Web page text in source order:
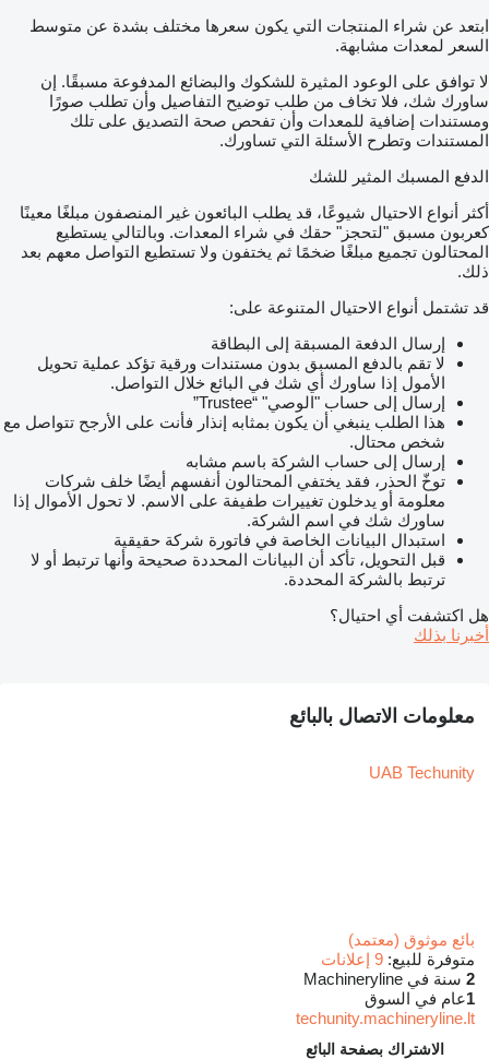
ابتعد عن شراء المنتجات التي يكون سعرها مختلف بشدة عن متوسط
السعر لمعدات مشابهة.
لا توافق على الوعود المثيرة للشكوك والبضائع المدفوعة مسبقًا. إن
ساورك شك، فلا تخاف من طلب توضيح التفاصيل وأن تطلب صورًا
ومستندات إضافية للمعدات وأن تفحص صحة التصديق على تلك
المستندات وتطرح الأسئلة التي تساورك.
الدفع المسبك المثير للشك
أكثر أنواع الاحتيال شيوعًا، قد يطلب البائعون غير المنصفون مبلغًا معينًا
كعربون مسبق "لتحجز" حقك في شراء المعدات. وبالتالي يستطيع
المحتالون تجميع مبلغًا ضخمًا ثم يختفون ولا تستطيع التواصل معهم بعد
ذلك.
قد تشتمل أنواع الاحتيال المتنوعة على:
إرسال الدفعة المسبقة إلى البطاقة
لا تقم بالدفع المسبق بدون مستندات ورقية تؤكد عملية تحويل
الأمول إذا ساورك أي شك في البائع خلال التواصل.
إرسال إلى حساب "الوصي" “Trustee”
هذا الطلب ينبغي أن يكون بمثابه إنذار فأنت على الأرجح تتواصل مع
شخص محتال.
إرسال إلى حساب الشركة باسم مشابه
توخّ الحذر، فقد يختفي المحتالون أنفسهم أيضًا خلف شركات
معلومة أو يدخلون تغييرات طفيفة على الاسم. لا تحول الأموال إذا
ساورك شك في اسم الشركة.
استبدال البيانات الخاصة في فاتورة شركة حقيقية
قبل التحويل، تأكد أن البيانات المحددة صحيحة وأنها ترتبط أو لا
ترتبط بالشركة المحددة.
هل اكتشفت أي احتيال؟
أخبرنا بذلك
معلومات الاتصال بالبائع
UAB Techunity
بائع موثوق (معتمد)
متوفرة للبيع: 9 إعلانات
2 سنة في Machineryline
1عام في السوق
techunity.machineryline.lt
الاشتراك بصفحة البائع